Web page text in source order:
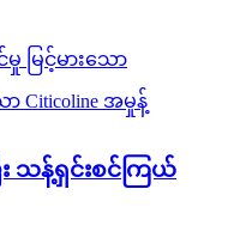
သန့်ရှင်းစင်ကြယ်